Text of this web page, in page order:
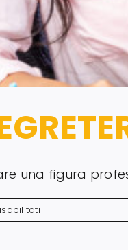
una figura
su
OPERATORE